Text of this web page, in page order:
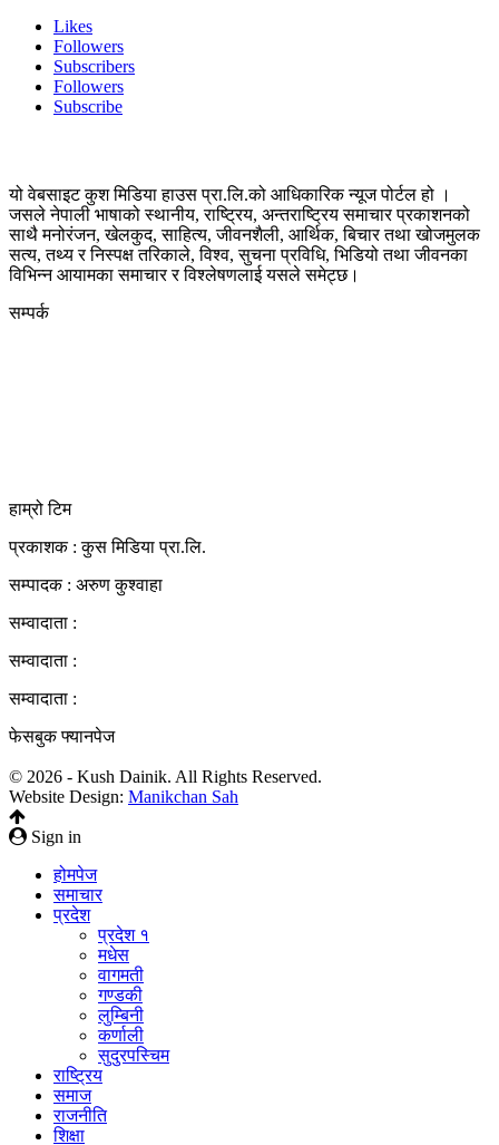
Likes
Followers
Subscribers
Followers
Subscribe
यो वेबसाइट कुश मिडिया हाउस प्रा.लि.को आधिकारिक न्यूज पोर्टल हो ।
जसले नेपाली भाषाको स्थानीय, राष्ट्रिय, अन्तराष्ट्रिय समाचार प्रकाशनको
साथै मनोरंजन, खेलकुद, साहित्य, जीवनशैली, आर्थिक, बिचार तथा खोजमुलक
सत्य, तथ्य र निस्पक्ष तरिकाले, विश्व, सुचना प्रविधि, भिडियो तथा जीवनका
विभिन्न आयामका समाचार र विश्लेषणलाई यसले समेट्छ।
सम्पर्क
हाम्रो टिम
प्रकाशक : कुस मिडिया प्रा‍.लि.
सम्पादक : अरुण कुश्वाहा
सम्वादाता :
सम्वादाता :
सम्वादाता :
फेसबुक फ्यानपेज
© 2026 - Kush Dainik. All Rights Reserved.
Website Design: Manikchan Sah
Sign in
होमपेज
समाचार
प्रदेश
प्रदेश १
मधेस
वागमती
गण्डकी
लुम्बिनी
कर्णाली
सुदुरपस्चिम
राष्ट्रिय
समाज
राजनीति
शिक्षा